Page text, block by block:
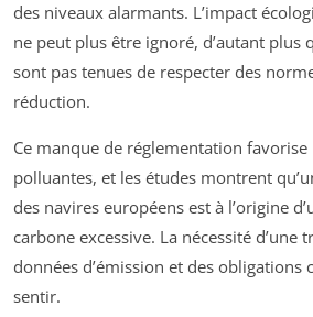
des niveaux alarmants. L’impact
ne peut plus être ignoré, d’autant plus
sont pas tenues de respecter des
réduction.
Ce manque de réglementation
polluantes, et les études montrent
des navires européens est à l’origine
carbone excessive. La nécessité d’une
données d’émission et des obligations
sentir.